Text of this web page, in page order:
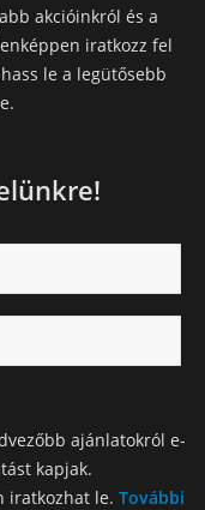
akcióinkról és a
iratkozz fel
le a legütősebb
ajánlatokról e-
kapjak.
iratkozhat le. További